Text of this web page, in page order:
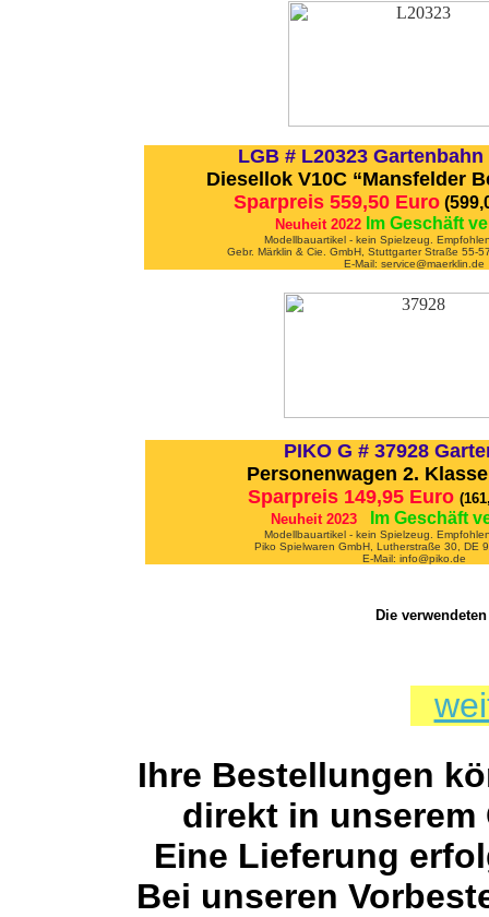
LGB # L20323
Diesellok V10C “Mansfelder
Sparpreis 559,50 Euro
Neuheit 2022 Im Geschäft
Modellbauartikel - kein Spielzeug.
Gebr. Märklin & Cie. GmbH, Stuttgarter Straße 55-
E-Mail: service@maerklin.de
PIKO G # 37928
Personenwagen 2.
Sparpreis 149,95 Euro
Neuheit 2023
Im Geschäft
Modellbauartikel - kein Spielzeug.
Piko Spielwaren GmbH, Lutherstraße 30, DE
E-Mail: info@piko.de
Die
Ihre Bestellungen
direkt in
Eine Lieferung
Bei unseren